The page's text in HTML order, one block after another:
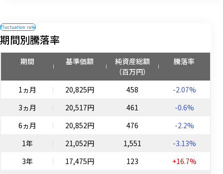
期間別騰落率
期間 基準価額
純資産総額
（百万円）
騰落率
1ヵ月 20,825円 458
-2.07%
3ヵ月
20,517円 461
-0.6%
6ヵ月
20,852円 476
-2.2%
1年
21,052円 1,551
-3.13%
3年
17,475円 123
+16.7%